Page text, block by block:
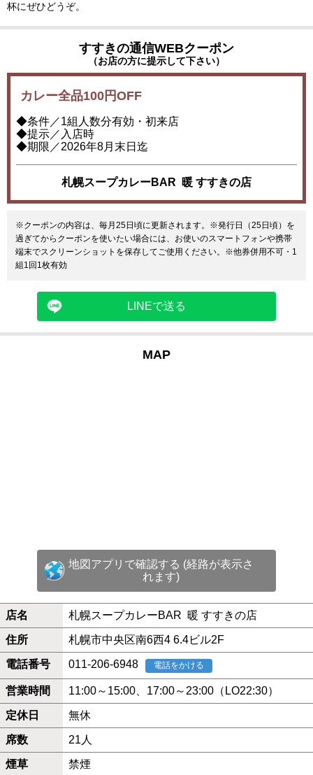
杯にぜひどうぞ。
すすきの通信WEBクーポン
（お店の方に提示して下さい）
カレー全品100円OFF
◆条件／1組人数分有効・初来店
◆提示／入店時
◆期限／2026年8月末日迄
札幌スープカレーBAR 暖 すすきの店
※クーポンの内容は、毎月25日頃に更新されます。※発行日（25日頃）を
過ぎてからクーポンを使いたい場合には、お使いのスマートフォンや携帯
端末でスクリーンショットを保存してご使用ください。※他券併用不可・1
組1回1枚有効
LINEで送る
MAP
地図アプリで確認する (経路が表示さ
れます)
店名 札幌スープカレーBAR 暖 すすきの店
住所 札幌市中央区南6西4 6.4ビル2F
電話番号 011-206-6948 電話をかける
営業時間 11:00～15:00、17:00～23:00（LO22:30）
定休日 無休
席数 21人
煙草 禁煙